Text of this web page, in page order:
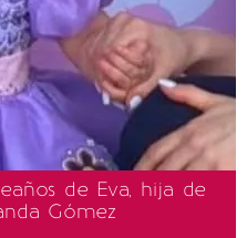
de Eva, hija de
Gómez